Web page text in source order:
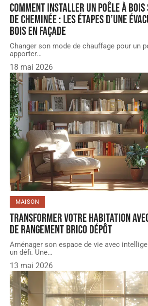
Comment installer un poêle à
de cheminée : les étapes d’une
bois en façade
Changer son mode de chauffage pour un
apporter…
18 mai 2026
MAISON
Transformer votre habitation
de rangement Brico Dépôt
Aménager son espace de vie avec
un défi. Une…
13 mai 2026